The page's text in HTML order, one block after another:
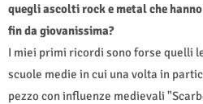
quegli ascolti rock e metal che
fin da giovanissima?
I miei primi ricordi sono forse quelli
scuole medie in cui una volta in
pezzo con influenze medievali